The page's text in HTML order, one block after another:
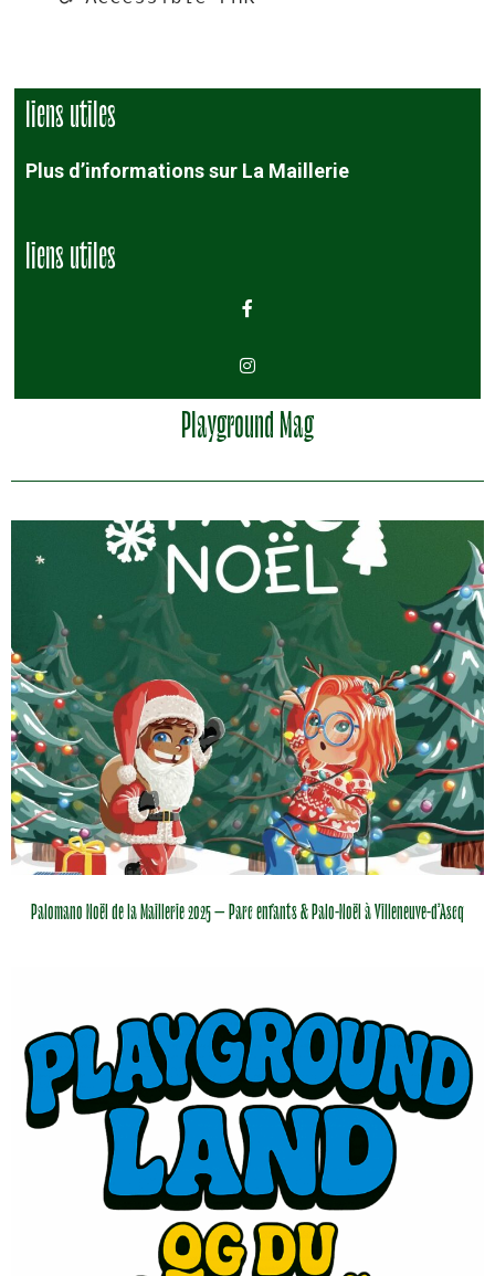
liens utiles
Plus d’informations sur La Maillerie
liens utiles
Playground Mag
Palomano Noël de la Maillerie 2025 – Parc enfants & Palo-Noël à Villeneuve-d’Ascq